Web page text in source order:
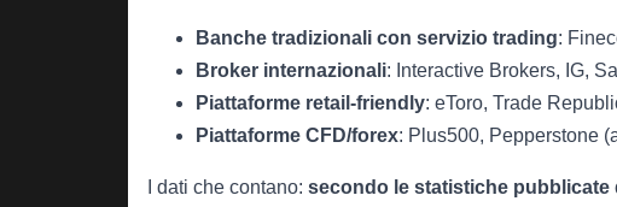
Banche tradizionali con servizio trading:
Broker internazionali: Interactive Brokers, IG,
Piattaforme retail-friendly: eToro, Trade
Piattaforme CFD/forex: Plus500, Pepperstone
I dati che contano: secondo le statistiche pubblicate